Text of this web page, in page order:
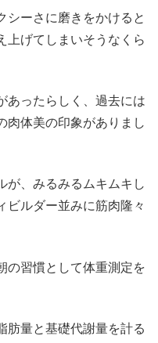
シーさに磨きをかけると
上げてしまいそうなくら
あったらしく、過去には
肉体美の印象がありまし
が、みるみるムキムキし
ビルダー並みに筋肉隆々
の習慣として体重測定を
肪量と基礎代謝量を計る